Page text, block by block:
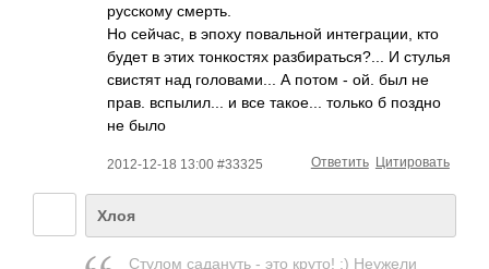
русскому смерть.
Но сейчас, в эпоху повальной интеграции, кто
будет в этих тонкостях разбираться?... И стулья
свистят над головами... А потом - ой. был не
прав. вспылил... и все такое... только б поздно
не было
2012-12-18 13:00 #33325 Цитировать
Ответить
Хлоя
Стулом садануть - это круто! :) Неужели